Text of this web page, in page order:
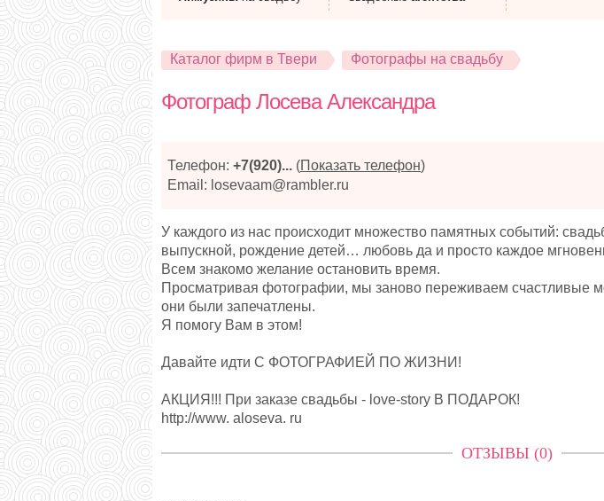
Каталог фирм в Твери Фотографы на свадьбу
Фотограф Лосева Александра
Телефон: +7(920)... (Показать телефон)
Email: losevaam@rambler.ru
У каждого из нас происходит множество памятных событий:
выпускной, рождение детей… любовь да и просто каждое
Всем знакомо желание остановить время.
Просматривая фотографии, мы заново переживаем счастливые
они были запечатлены.
Я помогу Вам в этом!
Давайте идти С ФОТОГРАФИЕЙ ПО ЖИЗНИ!
АКЦИЯ!!! При заказе свадьбы - love-story В ПОДАРОК!
http://www. aloseva. ru
ОТЗЫВЫ (0)